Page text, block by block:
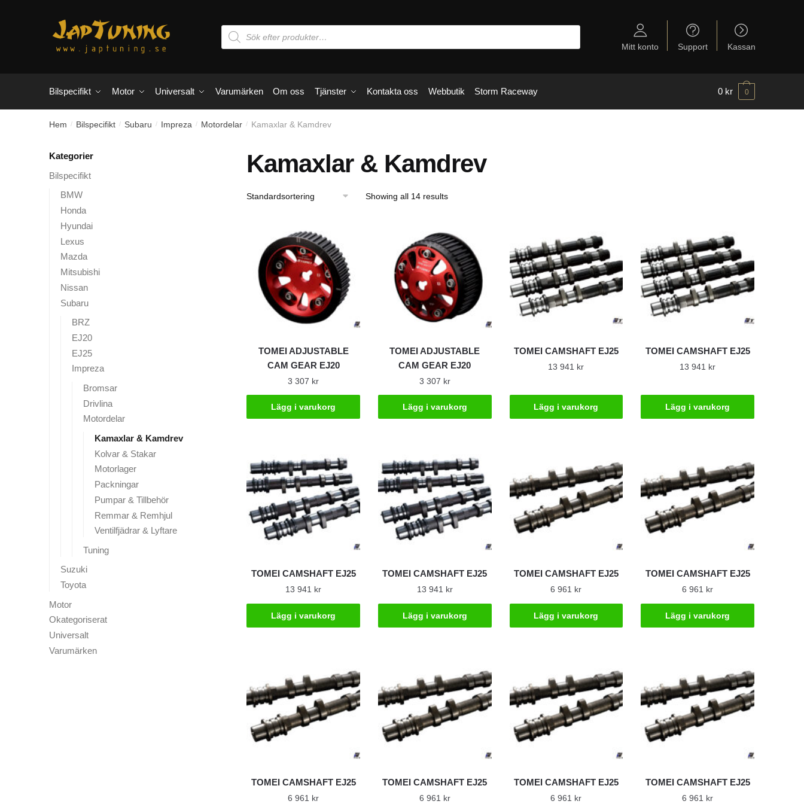
Products
search
Mitt konto Support Kassan
Bilspecifikt Motor Universalt Varumärken Om oss Tjänster Kontakta oss Webbutik Storm Raceway 0 kr 0
Hem / Bilspecifikt / Subaru / Impreza / Motordelar / Kamaxlar & Kamdrev
Kamaxlar & Kamdrev
Showing all 14 results
TOMEI ADJUSTABLE
CAM GEAR EJ20
3 307 kr
Lägg i varukorg
TOMEI ADJUSTABLE
CAM GEAR EJ20
3 307 kr
Lägg i varukorg
TOMEI CAMSHAFT EJ25
13 941 kr
Lägg i varukorg
TOMEI CAMSHAFT EJ25
13 941 kr
Lägg i varukorg
TOMEI CAMSHAFT EJ25
13 941 kr
Lägg i varukorg
TOMEI CAMSHAFT EJ25
13 941 kr
Lägg i varukorg
TOMEI CAMSHAFT EJ25
6 961 kr
Lägg i varukorg
TOMEI CAMSHAFT EJ25
6 961 kr
Lägg i varukorg
TOMEI CAMSHAFT EJ25
6 961 kr
TOMEI CAMSHAFT EJ25
6 961 kr
TOMEI CAMSHAFT EJ25
6 961 kr
TOMEI CAMSHAFT EJ25
6 961 kr
Kategorier
Bilspecifikt
BMW
Honda
Hyundai
Lexus
Mazda
Mitsubishi
Nissan
Subaru
BRZ
EJ20
EJ25
Impreza
Bromsar
Drivlina
Motordelar
Kamaxlar & Kamdrev
Kolvar & Stakar
Motorlager
Packningar
Pumpar & Tillbehör
Remmar & Remhjul
Ventilfjädrar & Lyftare
Tuning
Suzuki
Toyota
Motor
Okategoriserat
Universalt
Varumärken